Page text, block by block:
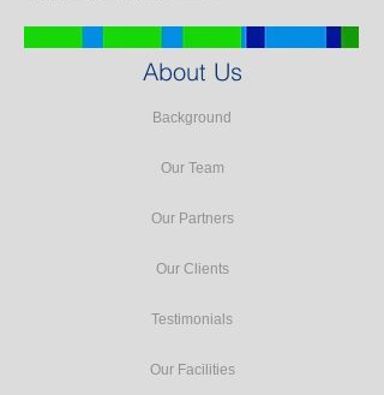
About Us
Background
Our Team
Our Partners
Our Clients
Testimonials
Our Facilities